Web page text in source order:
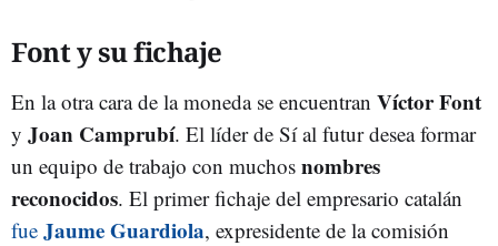
Font y su fichaje
En la otra cara de la moneda se encuentran Víctor Font
y Joan Camprubí. El líder de Sí al futur desea formar
un equipo de trabajo con muchos nombres
reconocidos. El primer fichaje del empresario catalán
fue Jaume Guardiola, expresidente de la comisión